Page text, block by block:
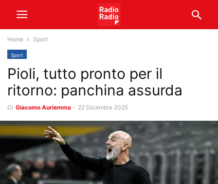
Home Sport
Sport
Pioli, tutto pronto per il
ritorno: panchina assurda
Di Giacomo Auriemma - 22 Dicembre 2025